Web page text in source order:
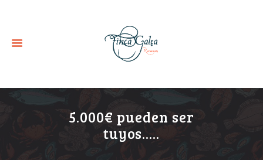
5.000€ pueden ser
tuyos…..